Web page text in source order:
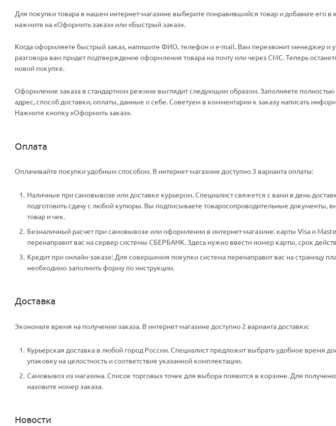
Для покупки товара в нашем интернет-магазине выберите понравившийся товар и добавьте его в
нажмите на «Оформить заказ» или «Быстрый заказ».
Когда оформляете быстрый заказ, напишите ФИО, телефон и e-mail. Вам перезвонит менеджер и
разговора вам придет подтверждение оформления товара на почту или через СМС. Теперь
новой покупке.
Оформление заказа в стандартном режиме выглядит следующим образом. Заполняете
адрес, способ доставки, оплаты, данные о себе. Советуем в комментарии к заказу написать
Нажмите кнопку «Оформить заказ».
Оплата
Оплачивайте покупки удобным способом. В интернет-магазине доступно 3 варианта оплаты:
Наличные при самовывозе или доставке курьером. Специалист свяжется с вами в день
подготовить сдачу с любой купюры. Вы подписываете товаросопроводительные документы,
товар и чек.
Безналичный расчет при самовывозе или оформлении в интернет-магазине: карты Visa и
перенаправит вас на сервер системы СБЕРБАНК. Здесь нужно ввести номер карты, срок
Кредит при онлайн-заказе: Для совершения покупки система перенаправит вас на страницу
необходимо заполнить форму по инструкции.
Доставка
Экономьте время на получении заказа. В интернет-магазине доступно 2 варианта доставки:
Курьерская доставка в любой город России. Специалист предложит выбрать удобное время
упаковку на целостность и соответствие указанной комплектации.
Самовывоз из магазина. Список торговых точек для выбора появится в корзине. Для
назовите номер заказа.
Новости